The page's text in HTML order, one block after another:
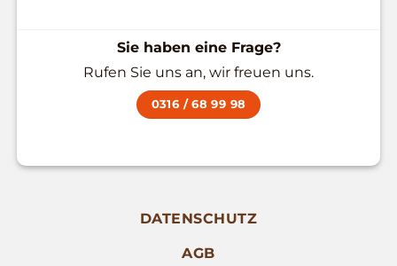
Sie haben eine Frage?
Rufen Sie uns an, wir freuen uns.
0316 / 68 99 98
DATENSCHUTZ
AGB